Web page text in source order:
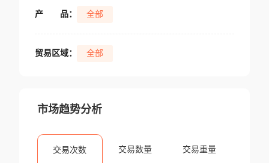
产 品： 全部
贸易区域： 全部
市场趋势分析
交易次数 交易数量 交易重量